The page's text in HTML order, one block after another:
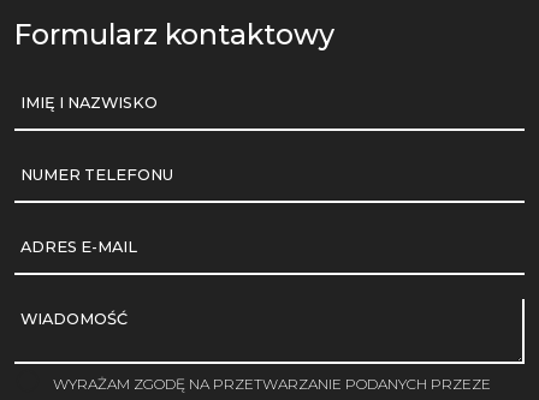
Formularz kontaktowy
IMIĘ I NAZWISKO
NUMER TELEFONU
ADRES E-MAIL
WIADOMOŚĆ
WYRAŻAM ZGODĘ NA PRZETWARZANIE PODANYCH PRZEZE